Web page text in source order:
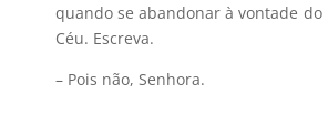
quando se abandonar à vontade do
Céu. Escreva.
– Pois não, Senhora.